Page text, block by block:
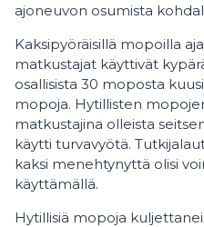
ajoneuvon osumista
Kaksipyöräisillä mopoilla
matkustajat käyttivät
osallisista 30 moposta
mopoja. Hytillisten
matkustajina olleista
käytti turvavyötä.
kaksi menehtynyttä olisi
käyttämällä.
Hytillisiä mopoja